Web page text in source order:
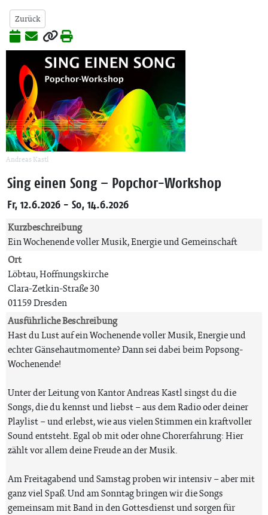
Zurück
Andreas Kastl
Sing einen Song – Popchor-Workshop
Fr, 12.6.2026 - So, 14.6.2026
Kurzbeschreibung
Ein Wochenende voller Musik, Energie und Gemeinschaft
Ort
Löbtau, Hoffnungskirche
Clara-Zetkin-Straße 30
01159 Dresden
Ausführliche Beschreibung
Hast du Lust auf ein Wochenende voller Musik, Energie und
echter Gänsehautmomente? Dann sei dabei beim Popsong-
Wochenende!
Unter der Leitung von Kantor Andreas Kastl singst du die
Songs, die du kennst und liebst – aus dem Radio oder deiner
Playlist – und erlebst, wie aus vielen Stimmen ein kraftvoller
Sound entsteht. Egal ob mit oder ohne Chorerfahrung: Hier
zählt vor allem deine Freude an der Musik.
Am Freitagabend und Samstag proben wir intensiv – aber mit
ganz viel Spaß. Und am Sonntag bringen wir die Songs
gemeinsam mit Band in den Gottesdienst und sorgen für